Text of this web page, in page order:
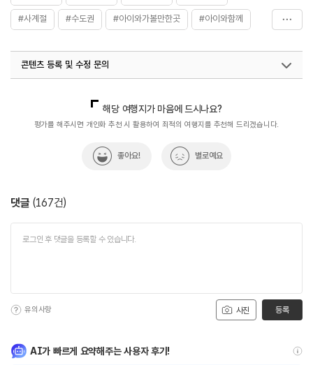
#사계절 #수도권 #아이와가볼만한곳 #아이와함께
#진로체험관 #진로탐색
콘텐츠 등록 및 수정 문의
열린관광콘텐츠팀(열린관광-모두의여행)
033-738-3425
해당 여행지가 마음에 드시나요?
평가를 해주시면 개인화 추천 시 활용하여 최적의 여행지를 추천해 드리겠습니다.
좋아요! 별로예요
댓글 (167건)
사진
유의사항 등록
AI가 빠르게 요약해주는 사용자 후기!